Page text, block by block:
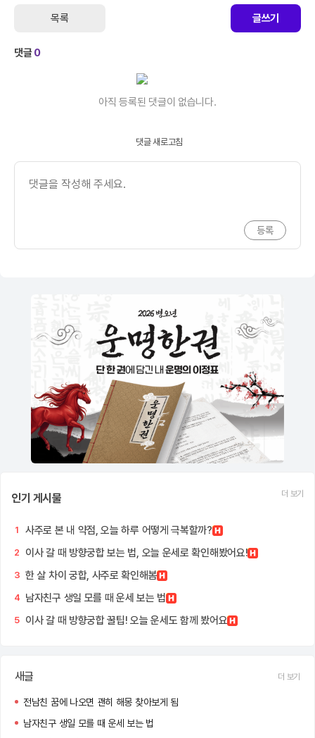
목록 글쓰기
댓글0
아직 등록된 댓글이 없습니다.
댓글 새로고침
인기 게시물 더 보기
1 사주로 본 내 약점, 오늘 하루 어떻게 극복할까?
2 이사 갈 때 방향궁합 보는 법, 오늘 운세로 확인해봤어요!
3 한 살 차이 궁합, 사주로 확인해봄
4 남자친구 생일 모를 때 운세 보는 법
5 이사 갈 때 방향궁합 꿀팁! 오늘 운세도 함께 봤어요
새글 더 보기
전남친 꿈에 나오면 괜히 해몽 찾아보게 됨
남자친구 생일 모를 때 운세 보는 법